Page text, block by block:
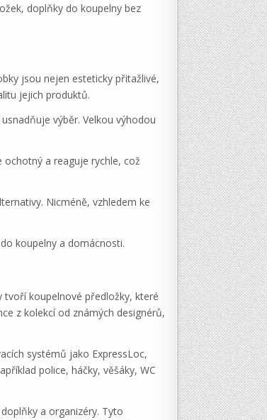
doplňky do koupelny bez
jsou nejen esteticky přitažlivé,
jejich produktů.
výběr. Velkou výhodou
ochotný a reaguje rychle, což
Nicméně, vzhledem ke
koupelny a domácnosti.
tvoří koupelnové předložky, které
z kolekcí od známých designérů,
systémů jako ExpressLoc,
police, háčky, věšáky, WC
a organizéry. Tyto